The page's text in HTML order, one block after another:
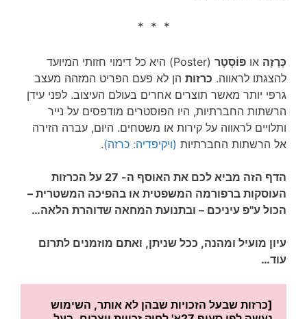
* * *
כְּרָזָה או פּוֹסְטֶר
(Poster) היא כל דימוי חזותי המיועד
להצגתו לראווה. כרזות הן לא פעם הפריט המזהה מעצב
גרפי יותר מאשר תוצרים אחרים בעולם העיצוב. לפני עידן
הרשתות החברתיות, היו הפוסטרים מודפסים על נייר
ותלויים לראווה על קירות או משטחים. היום, עברה הזירה
אל הרשתות החברתיות (ויקיפדיה: כרזה).
הדף הזה מביא לכם את האוסף ה- 27 על הכרזות
העוסקות ברפורמה המשפטית או בהפיכה המשטרית –
הכול ע"פ עיניכם – ובתנועת המחאה שדוהרת הלאה…
עיון מועיל ומהנה, ככל שניתן, ואתם מוזמנים לתרום
עוד…